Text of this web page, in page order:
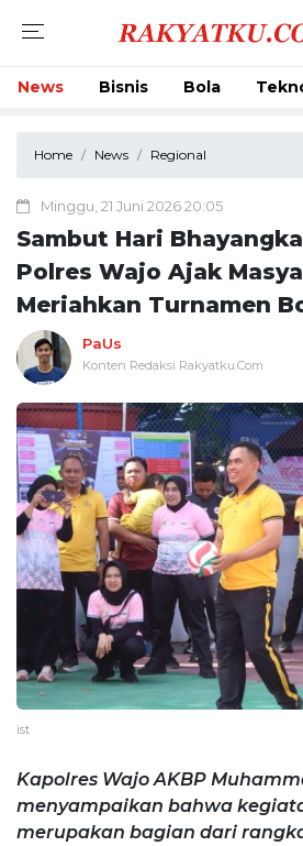
News Bisnis Bola
Home News Regional
Minggu, 21 Juni 2026 20:05
Sambut Hari
Polres Wajo Ajak
Meriahkan Turnamen
PaUs
Konten Redaksi Rakyatku.Com
ist
Kapolres Wajo AKBP
menyampaikan bahwa
merupakan bagian dari